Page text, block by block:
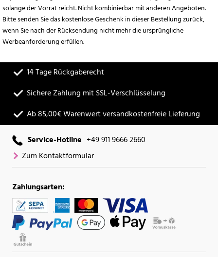
solange der Vorrat reicht. Nicht kombinierbar mit anderen Angeboten.
Bitte senden Sie das kostenlose Geschenk in dieser Bestellung zurück,
wenn Sie nach der Rücksendung nicht mehr die ursprüngliche
Werbeanforderung erfüllen.
14 Tage Rückgaberecht
Sichere Zahlung mit SSL-Verschlüsselung
Ab 85,00€ Warenwert versandkostenfreie Lieferung
Service-Hotline +49 911 9666 2660
Zum Kontaktformular
Zahlungsarten: